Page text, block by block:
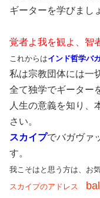
ギーターを学びまし
覚者よ我を観よ、智
これからはインド哲学バ
私は宗教団体には一
全て独学でギーター
人生の意義を知り、
さい。
スカイプでバガヴァ
す。
我こそはと思う方は、お
スカイプのアドレス